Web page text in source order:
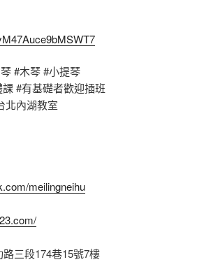
#木琴#小提琴
課#有基礎者歡迎插班
北內湖教室
meilingneihu
三段174巷15號7樓